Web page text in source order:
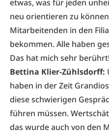
etwas, was für jeden
neu orientieren zu
Mitarbeitenden in den
bekommen. Alle haben
Das hat mich sehr
Bettina Klier-Zühlsdorff:
haben in der Zeit
diese schwierigen
führen müssen.
das wurde auch von den